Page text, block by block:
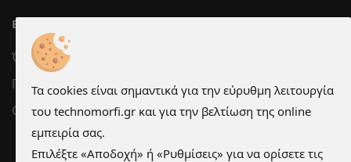
ΕΞΥΠΗΡΈΤΗΣΗ
Όροι χρήσης
Προστασία Προσωπικών Δεδομένων
Cookies
Τα cookies είναι σημαντικά για την εύρυθμη λειτουργία
του technomorfi.gr και για την βελτίωση της online
εμπειρία σας.
Επιλέξτε «Αποδοχή» ή «Ρυθμίσεις» για να ορίσετε τις